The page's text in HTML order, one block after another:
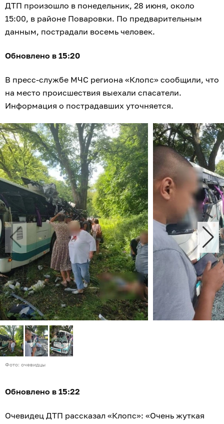
ДТП произошло в понедельник, 28 июня, около
15:00, в районе Поваровки. По предварительным
данным, пострадали восемь человек.
Обновлено в 15:20
В пресс-службе МЧС региона «Клопс» сообщили, что
на место происшествия выехали спасатели.
Информация о пострадавших уточняется.
Фото: очевидцы
Обновлено в 15:22
Очевидец ДТП рассказал «Клопс»: «Очень жуткая